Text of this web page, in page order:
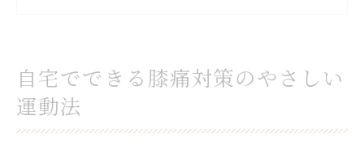
ひざ痛を防ぐ正しい運動再開のステップ
膝に優しい有酸素運動の選び方と実践法
自宅でできる膝痛対策のやさしい
運動法